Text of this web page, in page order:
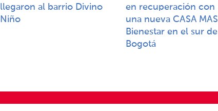
llegaron al barrio Divino
Niño
en recuperación con
una nueva CASA MAS
Bienestar en el sur de
Bogotá